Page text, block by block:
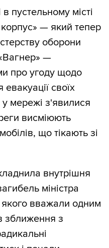
пустельному місті
— який тепер
оборони
—
про угоду щодо
своїх
у мережі з'явилися
висміюють
що тікають зі
внутрішня
міністра
вважали одним
зближення з